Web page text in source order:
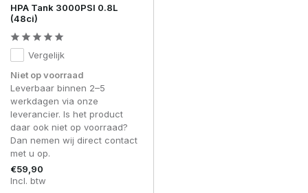
HPA Tank 3000PSI 0.8L
(48ci)
Vergelijk
Niet op voorraad
Leverbaar binnen 2–5
werkdagen via onze
leverancier. Is het product
daar ook niet op voorraad?
Dan nemen wij direct contact
met u op.
€59,90
Incl. btw